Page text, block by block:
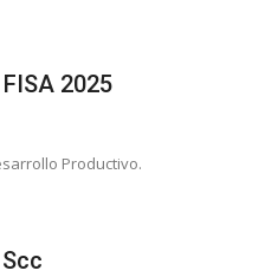
2025
Productivo.